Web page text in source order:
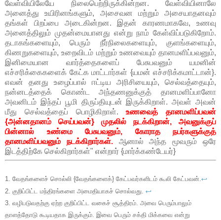
வேள்வியிலேயே நிலைபெற்றிருக்கின்றன. வேள்வியினாலே
அனைத்து உயிரினங்களும், அசைவன மற்றும் அசையாதனவும்
தங்கள் பிறப்பை அடைகின்றன. இதன் காரணமாகவே, உணவு
அனைத்திலும் முதன்மையானது என்று நாம் கேள்விப்படுகிறோம்.
தடாகங்களையும், பெரும் நீர்நிலைகளையும், குளங்களையும்,
கிணறுகளையும், உறைவிடம் மற்றும் உணவையும் தானமளிப்பவனும்,
இனிமையான வார்த்தைகளைப் பேசுபவனும் யமனின்
எச்சரிக்கைகளைக் கேட்க மாட்டார்கள் {யமன் எச்சரிக்கமாட்டான்}.
எவன் தனது உழைப்பால் ஈட்டிய அரிசியையும், செல்வத்தையும்,
நன்னடத்தைக் கொண்ட அந்தணனுக்குத் தானமளிப்பானோ
அவனிடம் இந்தப் பூமி திருப்தியுடன் இருக்கிறாள். அவள் அவன்
மீது செல்வத்தைப் பொழிகிறாள்.உணவைத் தானமளிப்பவன்
{அன்னதானம் செய்பவன்} முதலில் நடக்கிறான், அவனுக்குப்
பின்னால் உண்மை பேசுபவனும், கோராத நபர்களுக்குத்
தானமளிப்பவனும் நடக்கிறார்கள்.ஆனால் அந்த மூவரும் ஒரே
இடத்திற்கே செல்கிறார்கள்" என்றார் {மார்க்கண்டேயர்}
1. வேதங்களைச் சொல்லி {வேதங்களைக்} கேட்பவர்களிடம் கூலி கேட்பவன்.↩
2. குறிப்பிட்ட மந்திரங்களை அமைதியாகச் சொல்வது. ↩
3. வழிபடுவதற்கு ஏற்ற குறிப்பிட்ட வகைச் சூத்திரம். அவை பெரும்பாலும்
தாளத்தோடு கூடியதாக இருக்கும். இவை பெரும் சக்தி மிக்கவை என்று